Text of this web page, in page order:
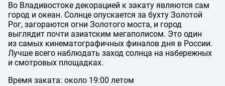
Во Владивостоке декорацией к закату являются сам
город и океан. Солнце опускается за бухту Золотой
Рог, загораются огни Золотого моста, и город
выглядит почти азиатским мегаполисом. Это один
из самых кинематографичных финалов дня в России.
Лучше всего наблюдать заход солнца на набережных
и смотровых площадках.
Время заката: около 19:00 летом